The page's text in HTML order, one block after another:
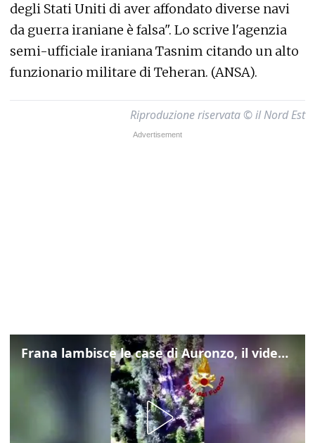
degli Stati Uniti di aver affondato diverse navi
da guerra iraniane è falsa". Lo scrive l'agenzia
semi-ufficiale iraniana Tasnim citando un alto
funzionario militare di Teheran. (ANSA).
Riproduzione riservata © il Nord Est
Frana lambisce le case di Auronzo, il video dall'elicottero dei vigili del fuoco